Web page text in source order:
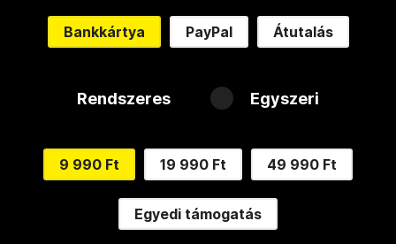
Bankkártya PayPal Átutalás
Rendszeres Egyszeri
9 990 Ft 19 990 Ft 49 990 Ft
Egyedi támogatás